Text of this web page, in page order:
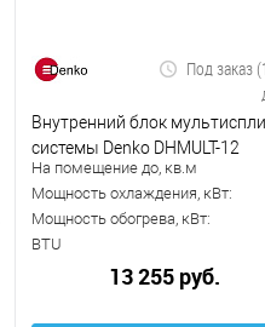
Под заказ
Внутренний блок
системы Denko DHMULT-12
На помещение до, кв.м
Мощность охлаждения, кВт:
Мощность обогрева, кВт:
BTU
13 255 руб.